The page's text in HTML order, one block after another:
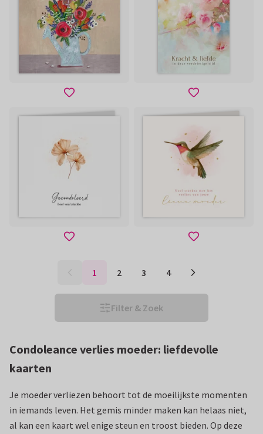
1 2 3 4
Filter & Zoek
Condoleance verlies moeder: liefdevolle
kaarten
Je moeder verliezen behoort tot de moeilijkste momenten
in iemands leven. Het gemis minder maken kan helaas niet,
al kan een kaart wel enige steun en troost bieden. Op deze